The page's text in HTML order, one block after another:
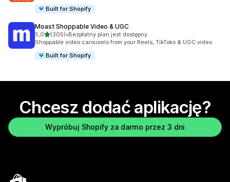
Built for Shopify
Moast Shoppable Video & UGC
5,0na 5 gwiazdek
(305)
Łączna liczba recenzji: 305
•Bezpłatny plan jest dostępny
Shoppable video carousels from your Reels, TikToks & UGC video
Built for Shopify
Chcesz dodać aplikację?
Wypróbuj Shopify za darmo przez 3 dni